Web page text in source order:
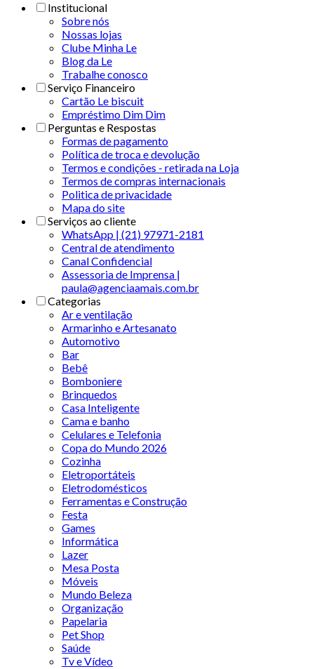
Institucional
Sobre nós
Nossas lojas
Clube Minha Le
Blog da Le
Trabalhe conosco
Serviço Financeiro
Cartão Le biscuit
Empréstimo Dim Dim
Perguntas e Respostas
Formas de pagamento
Política de troca e devolução
Termos e condições - retirada na Loja
Termos de compras internacionais
Politica de privacidade
Mapa do site
Serviços ao cliente
WhatsApp | (21) 97971-2181
Central de atendimento
Canal Confidencial
Assessoria de Imprensa |
paula@agenciaamais.com.br
Categorias
Ar e ventilação
Armarinho e Artesanato
Automotivo
Bar
Bebê
Bomboniere
Brinquedos
Casa Inteligente
Cama e banho
Celulares e Telefonia
Copa do Mundo 2026
Cozinha
Eletroportáteis
Eletrodomésticos
Ferramentas e Construção
Festa
Games
Informática
Lazer
Mesa Posta
Móveis
Mundo Beleza
Organização
Papelaria
Pet Shop
Saúde
Tv e Vídeo